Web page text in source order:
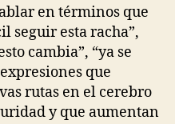
en términos que
seguir esta racha”,
cambia”, “ya se
que
rutas en el cerebro
y que aumentan